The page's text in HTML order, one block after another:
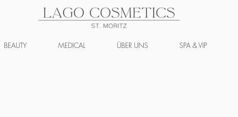
BEAUTY MEDICAL ÜBER UNS SPA & VIP